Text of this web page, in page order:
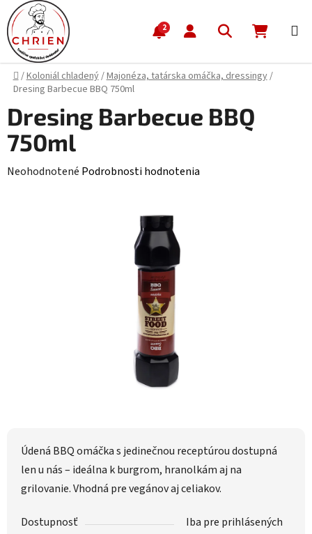
Prejsť na obsah
2 Hľadať
Domov
/Koloniál chladený/Majonéza, tatárska omáčka, dressingy/
Dresing Barbecue BBQ 750ml
Údená BBQ omáčka s jedinečnou receptúrou dostupná
len u nás – ideálna k burgrom, hranolkám aj na
grilovanie. Vhodná pre vegánov aj celiakov.
Dostupnosť
Iba pre prihlásených
Dresing Barbecue BBQ
750ml
Priemerné hodnotenie produktu je 0,0 z 5 hviezdičiek.
Neohodnotené Podrobnosti hodnotenia